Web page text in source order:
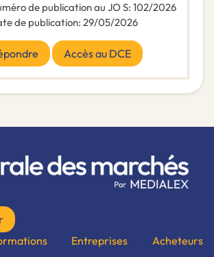
de publication au JO S: 102/2026
de publication: 29/05/2026
Accès au DCE
Entreprises Acheteurs